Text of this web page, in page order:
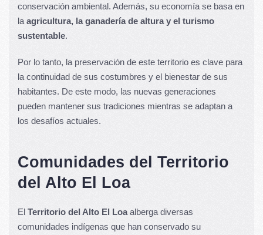
conservación ambiental. Además, su economía se basa en
la agricultura, la ganadería de altura y el turismo
sustentable.
Por lo tanto, la preservación de este territorio es clave para
la continuidad de sus costumbres y el bienestar de sus
habitantes. De este modo, las nuevas generaciones
pueden mantener sus tradiciones mientras se adaptan a
los desafíos actuales.
Comunidades del Territorio
del Alto El Loa
El Territorio del Alto El Loaalberga diversas
comunidades indígenas que han conservado su